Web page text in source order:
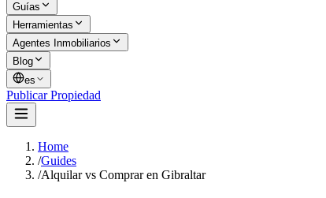
Guías
Herramientas
Agentes Inmobiliarios
Blog
es
Publicar Propiedad
Home
/Guides
/Alquilar vs Comprar en Gibraltar